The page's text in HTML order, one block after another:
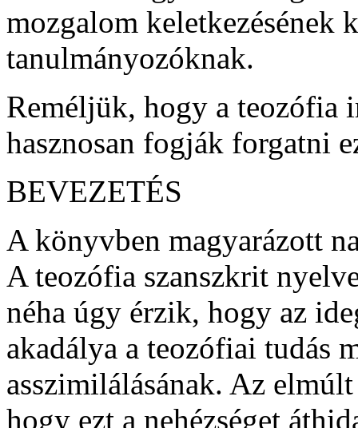
mozgalom keletkezésének
tanulmányozóknak.
Reméljük, hogy a teozófia
hasznosan fogják forgatni
BEVEZETÉS
A könyvben magyarázott
A teozófia szanszkrit
néha úgy érzik, hogy az
akadálya a teozófiai tudás
asszimilálásának. Az
hogy ezt a nehézséget